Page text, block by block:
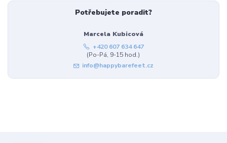
Potřebujete poradit?
Marcela Kubicová
+420 607 634 647
(Po-Pá, 9-15 hod.)
info@happybarefeet.cz